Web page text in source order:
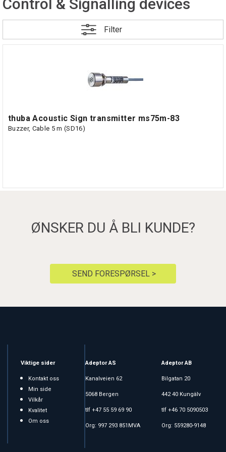
Control & Signalling devices
Filter
thuba Acoustic Sign transmitter ms75m-83
Buzzer, Cable 5 m (SD16)
ØNSKER DU Å BLI KUNDE?
SEND FORESPØRSEL >
Viktige sider
Kontakt oss
Min side
Vilkår
Kvalitet
Om oss
Adeptor AS
Kanalveien 62
5068 Bergen
tlf +47 55 59 69 90
Org: 997 293 851MVA
Adeptor AB
Bilgatan 20
442 40 Kungälv
tlf +46 70 5090503
Org: 559280-9148